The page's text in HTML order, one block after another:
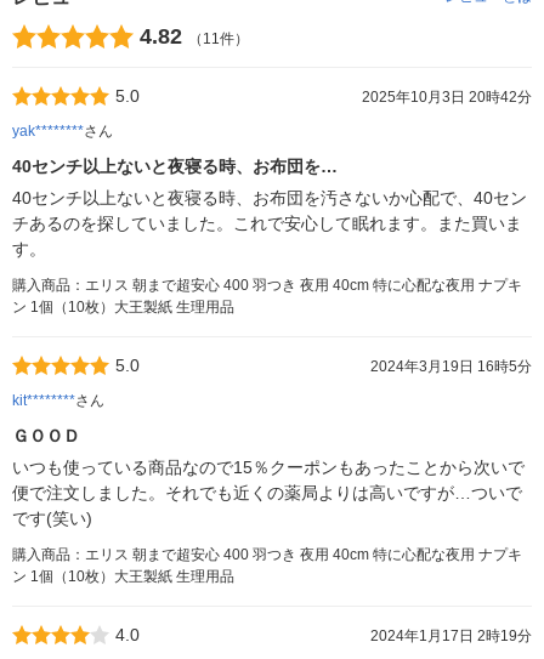
4.82 （11件）
5.0
2025年10月3日 20時42分
yak********さん
40センチ以上ないと夜寝る時、お布団を…
40センチ以上ないと夜寝る時、お布団を汚さないか心配で、40セン
チあるのを探していました。これで安心して眠れます。また買いま
す。
購入商品：エリス 朝まで超安心 400 羽つき 夜用 40cm 特に心配な夜用 ナプキ
ン 1個（10枚）大王製紙 生理用品
5.0
2024年3月19日 16時5分
kit********さん
ＧＯＯＤ
いつも使っている商品なので15％クーポンもあったことから次いで
便で注文しました。それでも近くの薬局よりは高いですが…ついで
です(笑い)
購入商品：エリス 朝まで超安心 400 羽つき 夜用 40cm 特に心配な夜用 ナプキ
ン 1個（10枚）大王製紙 生理用品
4.0
2024年1月17日 2時19分